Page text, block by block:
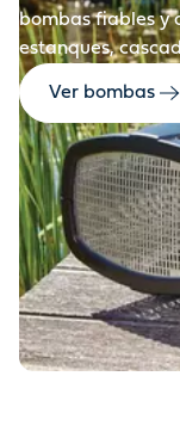
bombas fiables y
estanques,
Ver bombas